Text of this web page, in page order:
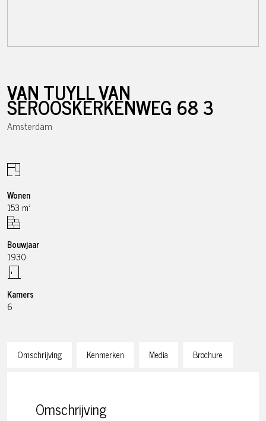
VAN TUYLL VAN
SEROOSKERKENWEG 683
Amsterdam
Omschrijving Kenmerken Media Brochure
Omschrijving
Wonen
153 m²
Bouwjaar
1930
Kamers
6